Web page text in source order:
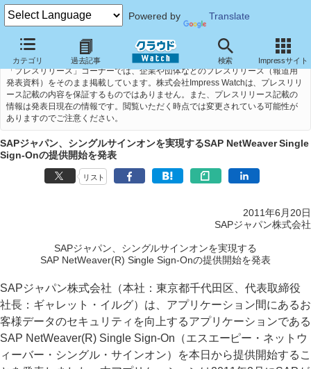
Powered by Translate
カテゴリ 過去記事 検索 Impressサイト
「プレスリリース」コーナーでは、企業や団体などのプレスリリース（報道用
発表資料）をそのまま掲載しています。株式会社Impress Watchは、プレスリリ
ース記載の内容を保証するものではありません。また、プレスリリース記載の
情報は発表日現在の情報です。閲覧いただく時点では変更されている可能性が
ありますのでご注意ください。
SAPジャパン、シングルサインオンを実現するSAP NetWeaver Single
Sign-Onの提供開始を発表
リスト
2011年6月20日
SAPジャパン株式会社
SAPジャパン、シングルサインオンを実現する
SAP NetWeaver(R) Single Sign-Onの提供開始を発表
SAPジャパン株式会社（本社：東京都千代田区、代表取締役
社長：ギャレット・イルグ）は、アプリケーション間にあるお
客様データのセキュリティを向上するアプリケーションである
SAP NetWeaver(R) Single Sign-On（エスエーピー・ネットウ
ィーバー・シングル・サインオン）を本日から提供開始するこ